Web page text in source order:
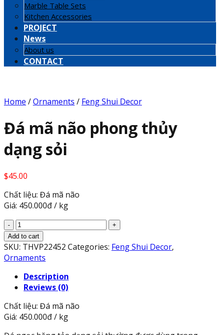
Marble Table Sets
Kitchen Accessories
PROJECT
News
About us
CONTACT
Home /Ornaments / Feng Shui Decor
Đá mã não phong thủy
dạng sỏi
$45.00
Chất liệu: Đá mã não
Giá: 450.000đ / kg
Đá
mã
não
phong
dạng
sỏi
Add to cart
SKU: THVP22452 Categories: Feng Shui Decor,
Ornaments
Description
Reviews (0)
Chất liệu: Đá mã não
Giá: 450.000đ / kg